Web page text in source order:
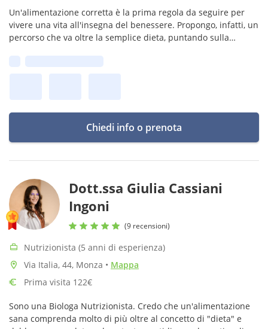
Un'alimentazione corretta è la prima regola da seguire per
vivere una vita all'insegna del benessere. Propongo, infatti, un
percorso che va oltre la semplice dieta, puntando sulla
Chiedi info o prenota
Dott.ssa Giulia Cassiani
Ingoni
(9 recensioni)
Nutrizionista (5 anni di esperienza)
Via Italia, 44, Monza • Mappa
Prima visita 122€
Sono una Biologa Nutrizionista. Credo che un'alimentazione
sana comprenda molto di più oltre al concetto di "dieta" e